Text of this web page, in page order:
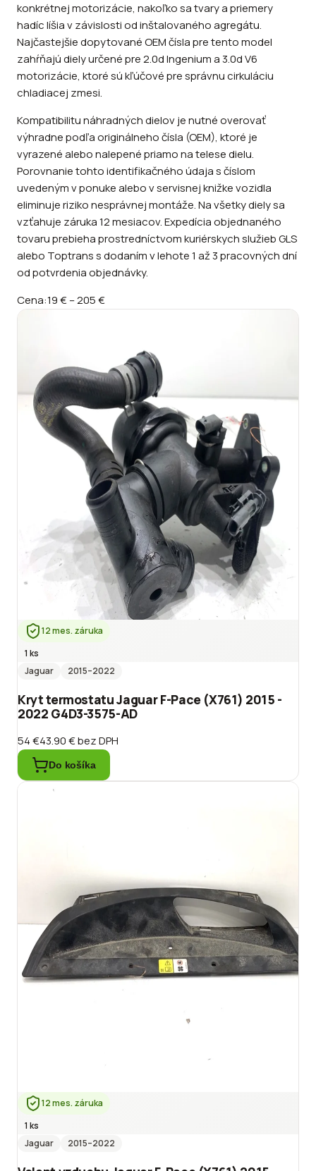
konkrétnej motorizácie, nakoľko sa tvary a priemery
hadíc líšia v závislosti od inštalovaného agregátu.
Najčastejšie dopytované OEM čísla pre tento model
zahŕňajú diely určené pre 2.0d Ingenium a 3.0d V6
motorizácie, ktoré sú kľúčové pre správnu cirkuláciu
chladiacej zmesi.
Kompatibilitu náhradných dielov je nutné overovať
výhradne podľa originálneho čísla (OEM), ktoré je
vyrazené alebo nalepené priamo na telese dielu.
Porovnanie tohto identifikačného údaja s číslom
uvedeným v ponuke alebo v servisnej knižke vozidla
eliminuje riziko nesprávnej montáže. Na všetky diely sa
vzťahuje záruka 12 mesiacov. Expedícia objednaného
tovaru prebieha prostredníctvom kuriérskych služieb GLS
alebo Toptrans s dodaním v lehote 1 až 3 pracovných dní
od potvrdenia objednávky.
Cena:19 €–205 €
12 mes. záruka
1 ks
Jaguar
2015–2022
Kryt termostatu Jaguar F-Pace (X761) 2015 -
2022 G4D3-3575-AD
54 €43.90 €bez DPH
Do košíka
12 mes. záruka
1 ks
Jaguar
2015–2022